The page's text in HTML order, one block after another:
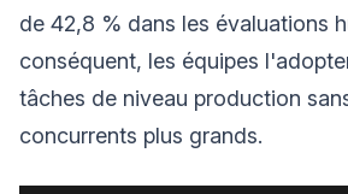
de 42,8 % dans les évaluations
conséquent, les équipes
tâches de niveau production
concurrents plus grands.